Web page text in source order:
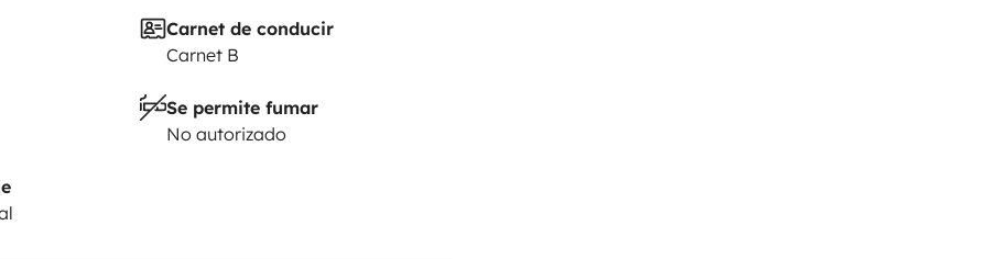
Carnet de conducir
Carnet B
Se permite fumar
No autorizado